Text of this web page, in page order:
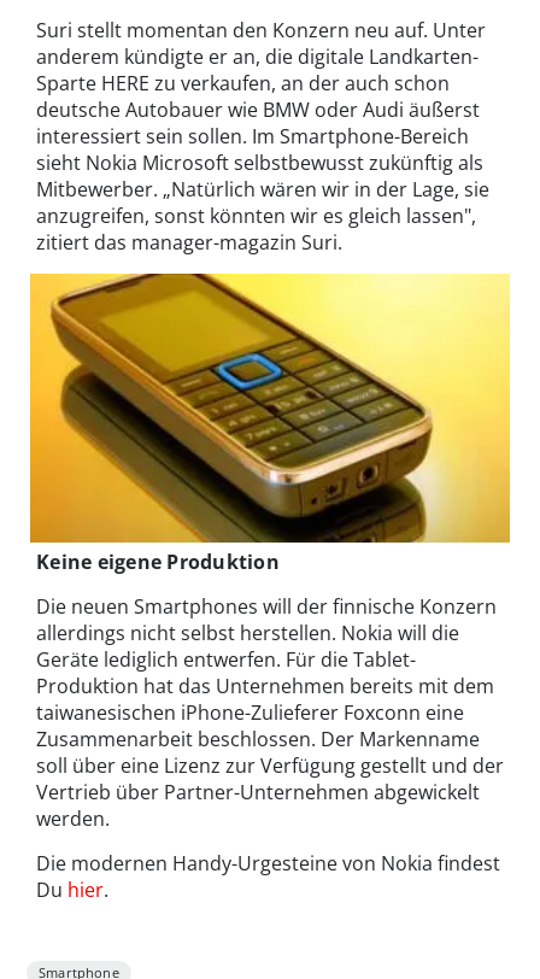
Suri stellt momentan den Konzern neu auf. Unter
anderem kündigte er an, die digitale Landkarten-
Sparte HERE zu verkaufen, an der auch schon
deutsche Autobauer wie BMW oder Audi äußerst
interessiert sein sollen. Im Smartphone-Bereich
sieht Nokia Microsoft selbstbewusst zukünftig als
Mitbewerber. „Natürlich wären wir in der Lage, sie
anzugreifen, sonst könnten wir es gleich lassen",
zitiert das manager-magazin Suri.
Keine eigene Produktion
Die neuen Smartphones will der finnische Konzern
allerdings nicht selbst herstellen. Nokia will die
Geräte lediglich entwerfen. Für die Tablet-
Produktion hat das Unternehmen bereits mit dem
taiwanesischen iPhone-Zulieferer Foxconn eine
Zusammenarbeit beschlossen. Der Markenname
soll über eine Lizenz zur Verfügung gestellt und der
Vertrieb über Partner-Unternehmen abgewickelt
werden.
Die modernen Handy-Urgesteine von Nokia findest
Du hier.
Smartphone